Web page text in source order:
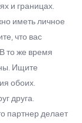
и границах.
иметь личное
что вас
то же время
Ищите
обоих.
друга.
партнер делает